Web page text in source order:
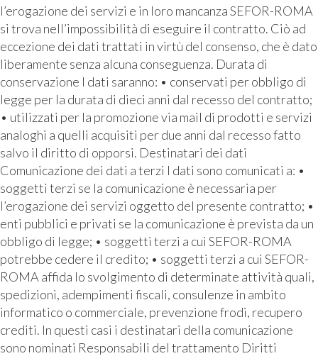
l’erogazione dei servizi e in loro mancanza SEFOR-ROMA
si trova nell’impossibilità di eseguire il contratto. Ciò ad
eccezione dei dati trattati in virtù del consenso, che è dato
liberamente senza alcuna conseguenza. Durata di
conservazione I dati saranno: • conservati per obbligo di
legge per la durata di dieci anni dal recesso del contratto;
• utilizzati per la promozione via mail di prodotti e servizi
analoghi a quelli acquisiti per due anni dal recesso fatto
salvo il diritto di opporsi. Destinatari dei dati
Comunicazione dei dati a terzi I dati sono comunicati a: •
soggetti terzi se la comunicazione è necessaria per
l’erogazione dei servizi oggetto del presente contratto; •
enti pubblici e privati se la comunicazione è prevista da un
obbligo di legge; • soggetti terzi a cui SEFOR-ROMA
potrebbe cedere il credito; • soggetti terzi a cui SEFOR-
ROMA affida lo svolgimento di determinate attività quali,
spedizioni, adempimenti fiscali, consulenze in ambito
informatico o commerciale, prevenzione frodi, recupero
crediti. In questi casi i destinatari della comunicazione
sono nominati Responsabili del trattamento Diritti